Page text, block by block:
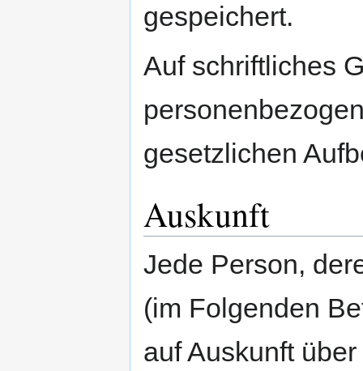
gespeichert.
Auf schriftliches
gesetzlichen
Auskunft
Jede Person,
(im Folgenden
auf Auskunft